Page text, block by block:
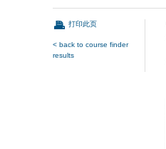
打印此页
< back to course finder
results